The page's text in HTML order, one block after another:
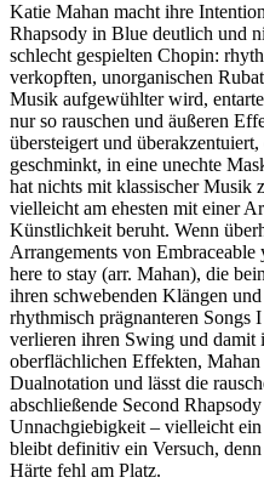
Katie Mahan macht ihre
Rhapsody in Blue deutlich und
schlecht gespielten Chopin:
verkopften, unorganischen
Musik aufgewühlter wird,
nur so rauschen und äußeren
übersteigert und
geschminkt, in eine unechte
hat nichts mit klassischer Musik
vielleicht am ehesten mit einer
Künstlichkeit beruht. Wenn
Arrangements von
here to stay (arr. Mahan), die
ihren schwebenden Klängen
rhythmisch prägnanteren
verlieren ihren Swing und damit
oberflächlichen Effekten, Mahan
Dualnotation und lässt die
abschließende Second
Unnachgiebigkeit – vielleicht
bleibt definitiv ein Versuch,
Härte fehl am Platz.